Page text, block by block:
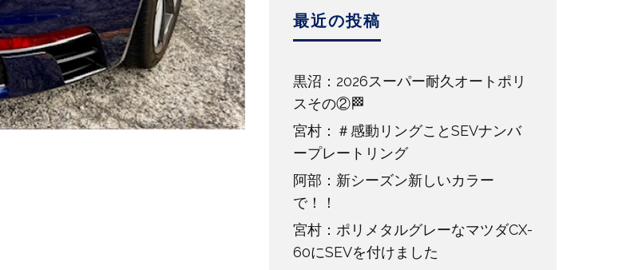
最近の投稿
黒沼：2026スーパー耐久オートポリ
スその②🏁
宮村：＃感動リングことSEVナンバ
ープレートリング
阿部：新シーズン新しいカラー
で！！
宮村：ポリメタルグレーなマツダCX-
60にSEVを付けました